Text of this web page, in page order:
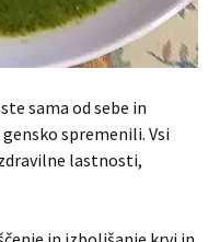
sama od sebe in
spremenili. Vsi
lastnosti,